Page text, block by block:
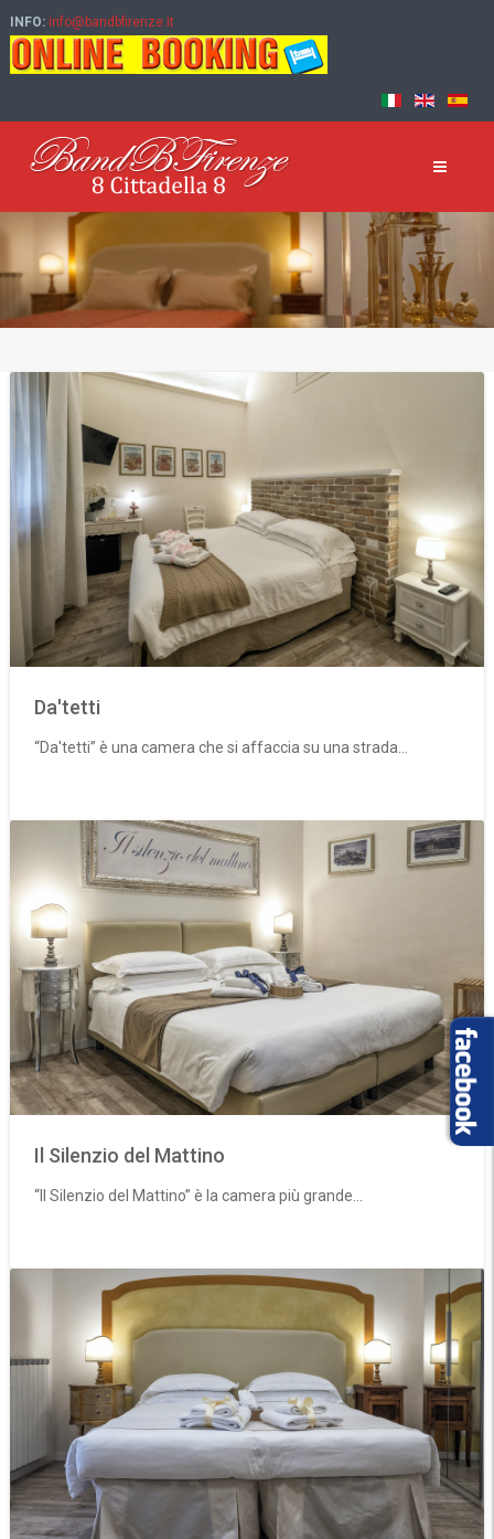
INFO: info@bandbfirenze.it
Da'tetti
“Da'tetti” è una camera che si affaccia su una strada...
Il Silenzio del Mattino
“Il Silenzio del Mattino” è la camera più grande...